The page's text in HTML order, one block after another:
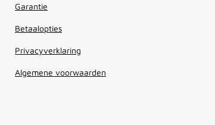
Garantie
Betaalopties
Privacyverklaring
Algemene voorwaarden